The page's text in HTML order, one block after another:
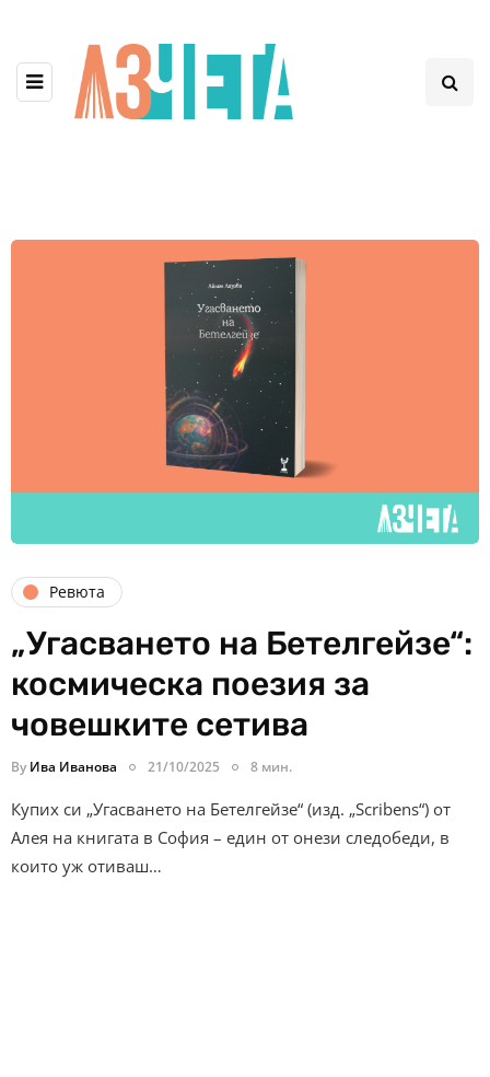
Ревюта
„Угасването на Бетелгейзе“:
космическа поезия за
човешките сетива
By Ива Иванова 21/10/2025 8 мин.
Купих си „Угасването на Бетелгейзе“ (изд. „Scribens“) от
Алея на книгата в София – един от онези следобеди, в
които уж отиваш…